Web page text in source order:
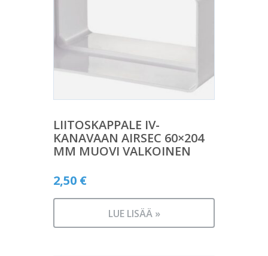
LIITOSKAPPALE IV-
KANAVAAN AIRSEC 60×204
MM MUOVI VALKOINEN
2,50 €
LUE LISÄÄ »